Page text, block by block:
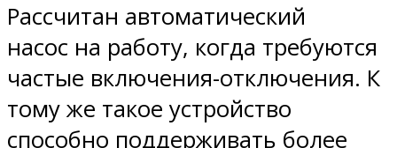
Рассчитан автоматический
насос на работу, когда требуются
частые включения-отключения. К
тому же такое устройство
способно поддерживать более